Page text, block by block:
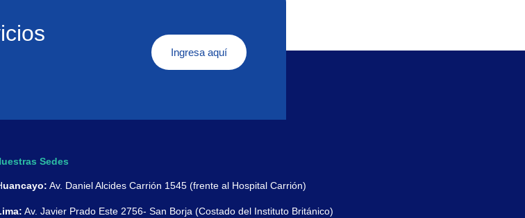
Ingresa aquí
Sedes
uancayo: Av. Daniel Alcides Carrión 1545 (frente al Hospital Carrión)
Av. Javier Prado Este 2756- San Borja (Costado del Instituto Británico)